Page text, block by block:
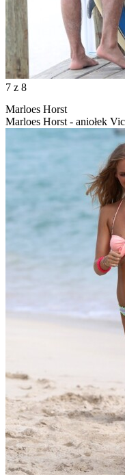
7 z 8
Marloes Horst
Marloes Horst - aniołek